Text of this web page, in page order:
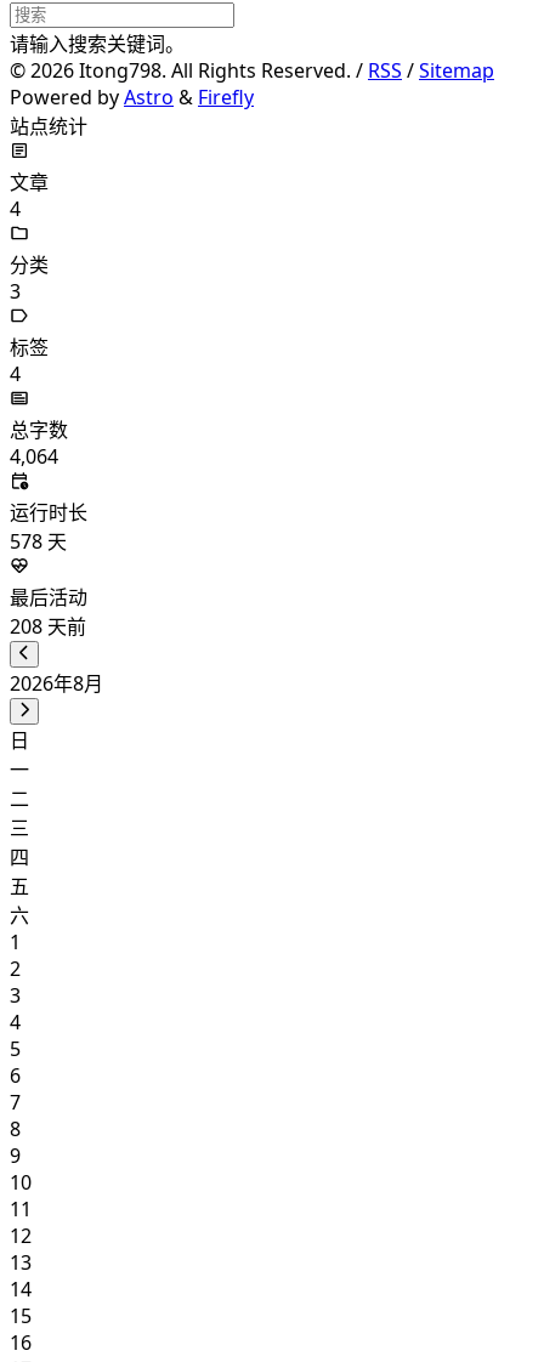
请输入搜索关键词。
©2026Itong798. All Rights Reserved. / RSS /Sitemap
Powered byAstro & Firefly
站点统计
文章
4
分类
3
标签
4
总字数
4,064
运行时长
578 天
最后活动
208 天前
2026年8月
日
一
二
三
四
五
六
1
2
3
4
5
6
7
8
9
10
11
12
13
14
15
16